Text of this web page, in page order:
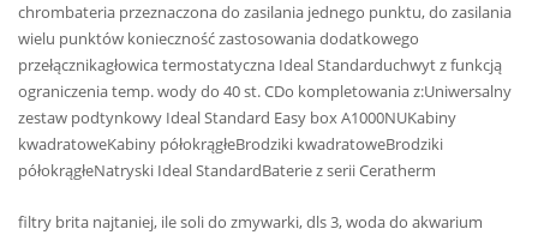
chrombateria przeznaczona do zasilania jednego punktu, do zasilania
wielu punktów konieczność zastosowania dodatkowego
przełącznikagłowica termostatyczna Ideal Standarduchwyt z funkcją
ograniczenia temp. wody do 40 st. CDo kompletowania z:Uniwersalny
zestaw podtynkowy Ideal Standard Easy box A1000NUKabiny
kwadratoweKabiny półokrągłeBrodziki kwadratoweBrodziki
półokrągłeNatryski Ideal StandardBaterie z serii Ceratherm
filtry brita najtaniej, ile soli do zmywarki, dls 3, woda do akwarium